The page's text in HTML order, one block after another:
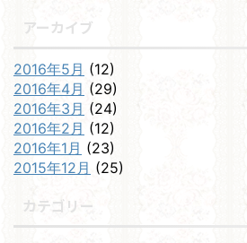
アーカイブ
2016年5月 (12)
2016年4月 (29)
2016年3月 (24)
2016年2月 (12)
2016年1月 (23)
2015年12月 (25)
カテゴリー